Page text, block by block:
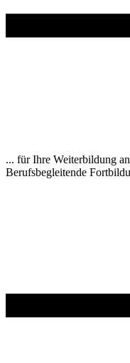
... für Ihre Weiterbildung
Berufsbegleitende